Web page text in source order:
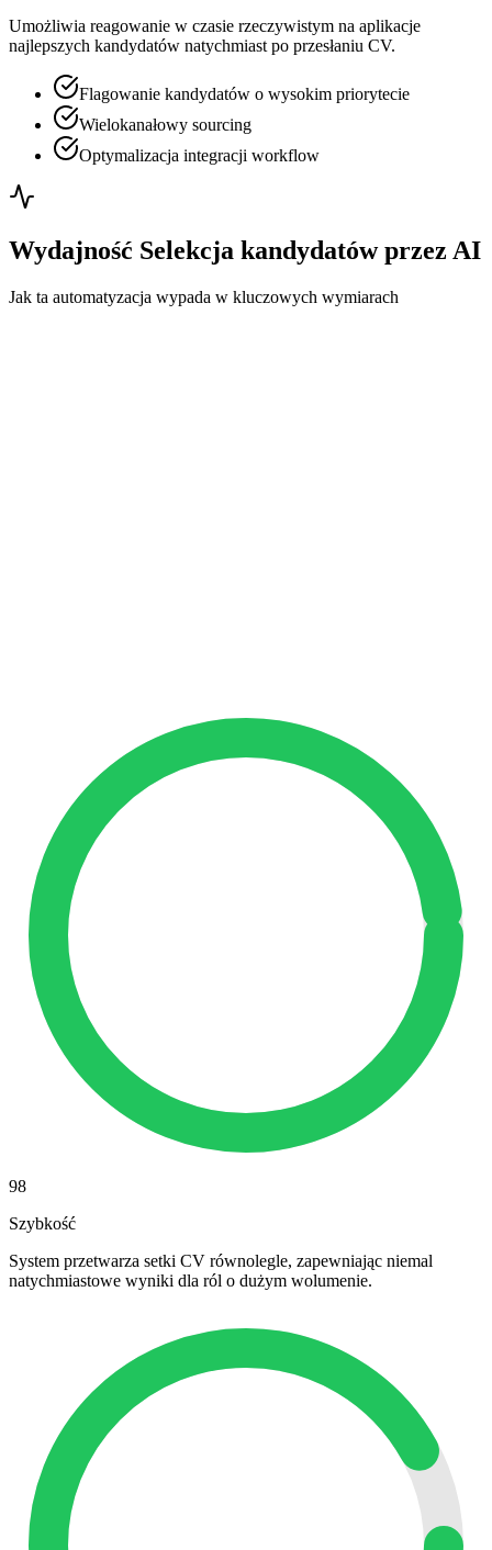
Umożliwia reagowanie w czasie rzeczywistym na aplikacje
najlepszych kandydatów natychmiast po przesłaniu CV.
Flagowanie kandydatów o wysokim priorytecie
Wielokanałowy sourcing
Optymalizacja integracji workflow
Wydajność Selekcja kandydatów przez AI
Jak ta automatyzacja wypada w kluczowych wymiarach
98
Szybkość
System przetwarza setki CV równolegle, zapewniając niemal
natychmiastowe wyniki dla ról o dużym wolumenie.